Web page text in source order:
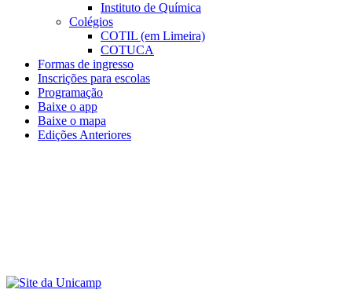
Instituto de Química
Colégios
COTIL (em Limeira)
COTUCA
Formas de ingresso
Inscrições para escolas
Programação
Baixe o app
Baixe o mapa
Edições Anteriores